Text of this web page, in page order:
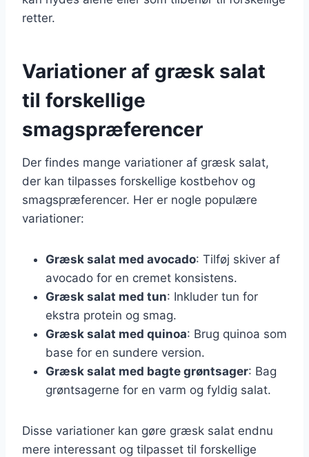
retter.
Variationer af græsk salat
til forskellige
smagspræferencer
Der findes mange variationer af græsk salat,
der kan tilpasses forskellige kostbehov og
smagspræferencer. Her er nogle populære
variationer:
Græsk salat med avocado: Tilføj skiver af
avocado for en cremet konsistens.
Græsk salat med tun: Inkluder tun for
ekstra protein og smag.
Græsk salat med quinoa: Brug quinoa som
base for en sundere version.
Græsk salat med bagte grøntsager: Bag
grøntsagerne for en varm og fyldig salat.
Disse variationer kan gøre græsk salat endnu
mere interessant og tilpasset til forskellige